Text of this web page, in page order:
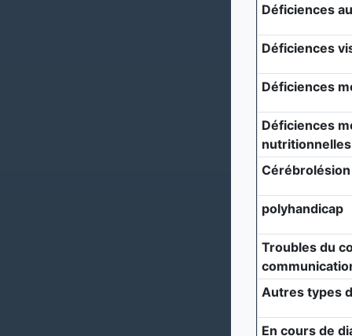
Déficiences
Déficiences
Déficiences
Déficiences
nutritionnelles
Cérébrolésion
polyhandicap
Troubles du
Autres types
En cours de